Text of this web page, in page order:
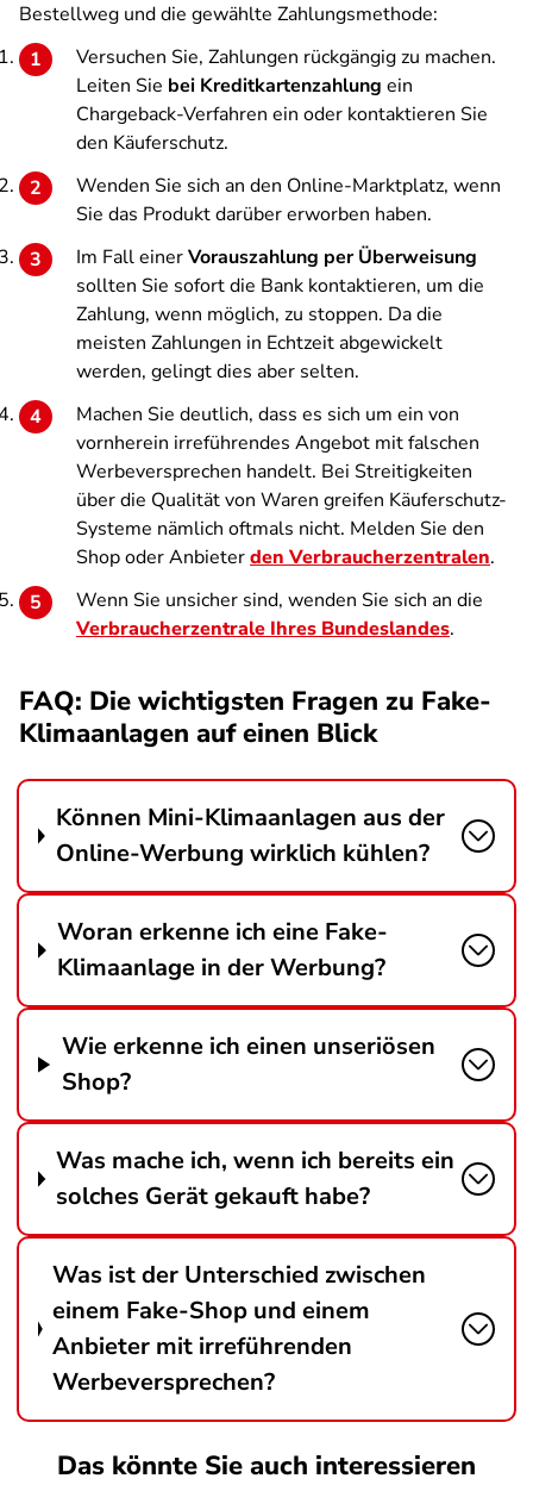
Bestellweg und die gewählte Zahlungsmethode:
Versuchen Sie, Zahlungen rückgängig zu machen.
Leiten Sie bei Kreditkartenzahlung ein
Chargeback-Verfahren ein oder kontaktieren Sie
den Käuferschutz.
Wenden Sie sich an den Online-Marktplatz, wenn
Sie das Produkt darüber erworben haben.
Im Fall einerVorauszahlung per Überweisung
sollten Sie sofort die Bank kontaktieren, um die
Zahlung, wenn möglich, zu stoppen. Da die
meisten Zahlungen in Echtzeit abgewickelt
werden, gelingt dies aber selten.
Machen Sie deutlich, dass es sich um ein von
vornherein irreführendes Angebot mit falschen
Werbeversprechen handelt. Bei Streitigkeiten
über die Qualität von Waren greifen Käuferschutz-
Systeme nämlich oftmals nicht. Melden Sie den
Shop oder Anbieterden Verbraucherzentralen.
Wenn Sie unsicher sind, wenden Sie sich an die
Verbraucherzentrale Ihres Bundeslandes.
FAQ: Die wichtigsten Fragen zu Fake-
Klimaanlagen auf einen Blick
Können Mini-Klimaanlagen aus der
Online-Werbung wirklich kühlen?
Woran erkenne ich eine Fake-
Klimaanlage in der Werbung?
Wie erkenne ich einen unseriösen
Shop?
Was mache ich, wenn ich bereits ein
solches Gerät gekauft habe?
Was ist der Unterschied zwischen
einem Fake-Shop und einem
Anbieter mit irreführenden
Werbeversprechen?
Das könnte Sie auch interessieren